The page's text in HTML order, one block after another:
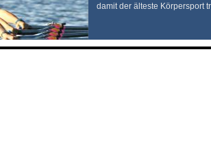
damit der älteste Körpersport